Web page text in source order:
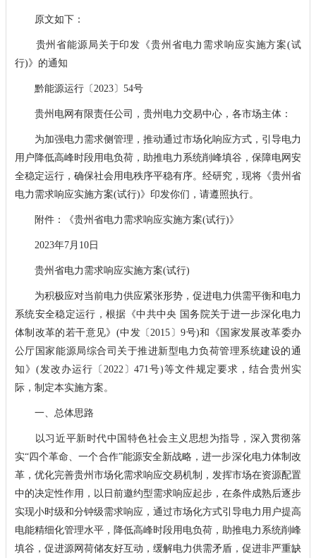
原文如下：
贵州省能源局关于印发《贵州省电力需求响应实施方案(试
行)》的通知
黔能源运行〔2023〕54号
贵州电网有限责任公司，贵州电力交易中心，各市场主体：
为加强电力需求侧管理，推动通过市场化响应方式，引导电力
用户降低高峰时段用电负荷，助推电力系统削峰填谷，保障电网安
全稳定运行，确保社会用电秩序平稳有序。经研究，现将《贵州省
电力需求响应实施方案(试行)》印发你们，请遵照执行。
附件：《贵州省电力需求响应实施方案(试行)》
2023年7月10日
贵州省电力需求响应实施方案(试行)
为积极应对当前电力供应紧张形势，促进电力供需平衡和电力
系统安全稳定运行，根据《中共中央 国务院关于进一步深化电力
体制改革的若干意见》(中发〔2015〕9号)和《国家发展改革委办
公厅国家能源局综合司关于推进新型电力负荷管理系统建设的通
知》(发改办运行〔2022〕471号)等文件规定要求，结合贵州实
际，制定本实施方案。
一、总体思路
以习近平新时代中国特色社会主义思想为指导，深入贯彻落
实“四个革命、一个合作”能源安全新战略，进一步深化电力体制改
革，优化完善贵州市场化需求响应交易机制，发挥市场在资源配置
中的决定性作用，以日前邀约型需求响应起步，在条件成熟后逐步
实现小时级和分钟级需求响应，通过市场化方式引导电力用户提高
电能精细化管理水平，降低高峰时段用电负荷，助推电力系统削峰
填谷，促进源网荷储友好互动，缓解电力供需矛盾，促进非严重缺